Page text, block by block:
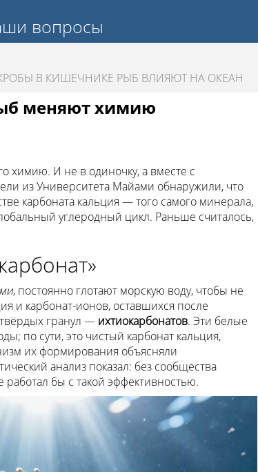
вопросы
В КИШЕЧНИКЕ РЫБ ВЛИЯЮТ НА ОКЕАН
меняют химию
химию. И не в одиночку, а вместе с
из Университета Майами обнаружили, что
карбоната кальция — того самого минерала,
углеродный цикл. Раньше считалось,
, постоянно глотают морскую воду, чтобы не
и карбонат-ионов, оставшихся после
гранул — ихтиокарбонатов. Эти белые
по сути, это чистый карбонат кальция,
их формирования объясняли
анализ показал: без сообщества
работал бы с такой эффективностью.